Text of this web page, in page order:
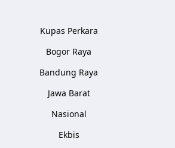
Kupas Perkara
Bogor Raya
Bandung Raya
Jawa Barat
Nasional
Ekbis